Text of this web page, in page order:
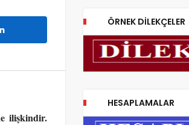
ilişkindir.
ÖRNEK DILEKÇELER
HESAPLAMALAR